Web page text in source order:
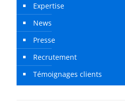
Expertise
News
Presse
Recrutement
Témoignages clients